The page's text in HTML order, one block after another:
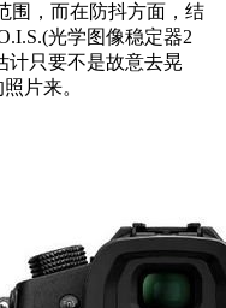
围，而在防抖方面，结
光学图像稳定器2
计只要不是故意去晃
片来。